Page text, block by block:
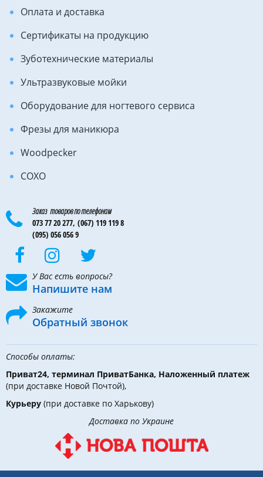
Оплата и доставка
Сертификаты на продукцию
Зуботехнические материалы
Ультразвуковые мойки
Оборудование для ногтевого сервиса
Фрезы для маникюра
Woodpecker
COXO
Заказ товаров по телефонам
073 77 20 277, (067) 119 119 8
(095) 056 056 9
У Вас есть вопросы?
Напишите нам
Закажите
Обратный звонок
Способы оплаты:
Приват24, терминал ПриватБанка, Наложенный платеж
(при доставке Новой Почтой),
Курьеру (при доставке по Харькову)
Доставка по Украине